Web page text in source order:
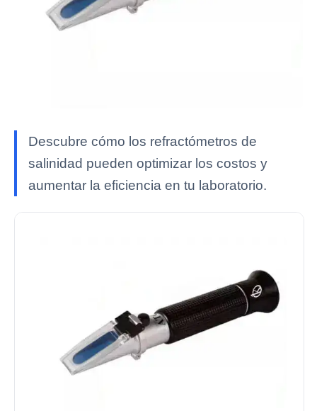
Descubre cómo los refractómetros de
salinidad pueden optimizar los costos y
aumentar la eficiencia en tu laboratorio.